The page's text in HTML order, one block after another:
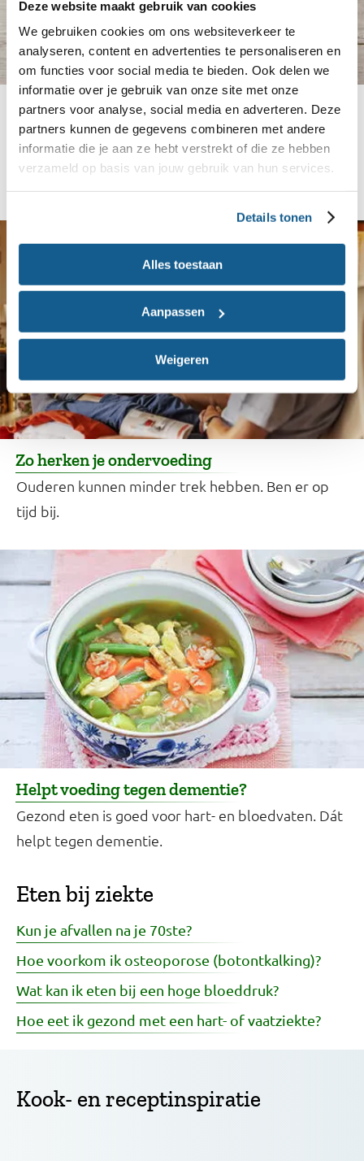
Deze website maakt gebruik van cookies
We gebruiken cookies om ons websiteverkeer te
analyseren, content en advertenties te personaliseren en
om functies voor social media te bieden. Ook delen we
informatie over je gebruik van onze site met onze
partners voor analyse, social media en adverteren. Deze
partners kunnen de gegevens combineren met andere
informatie die je aan ze hebt verstrekt of die ze hebben
verzameld op basis van jouw gebruik van hun services.
Details tonen
Alles toestaan
Aanpassen
Weigeren
Zo ga je om met weerstand
Lees meer over hoe je om kunt gaan met
weerstand tegen gezonde voeding en hoe jij het
Zo herken je ondervoeding
Ouderen kunnen minder trek hebben. Ben er op
tijd bij.
Helpt voeding tegen dementie?
Gezond eten is goed voor hart- en bloedvaten. Dát
helpt tegen dementie.
Eten bij ziekte
Kun je afvallen na je 70ste?
Hoe voorkom ik osteoporose (botontkalking)?
Wat kan ik eten bij een hoge bloeddruk?
Hoe eet ik gezond met een hart- of vaatziekte?
Kook- en receptinspiratie